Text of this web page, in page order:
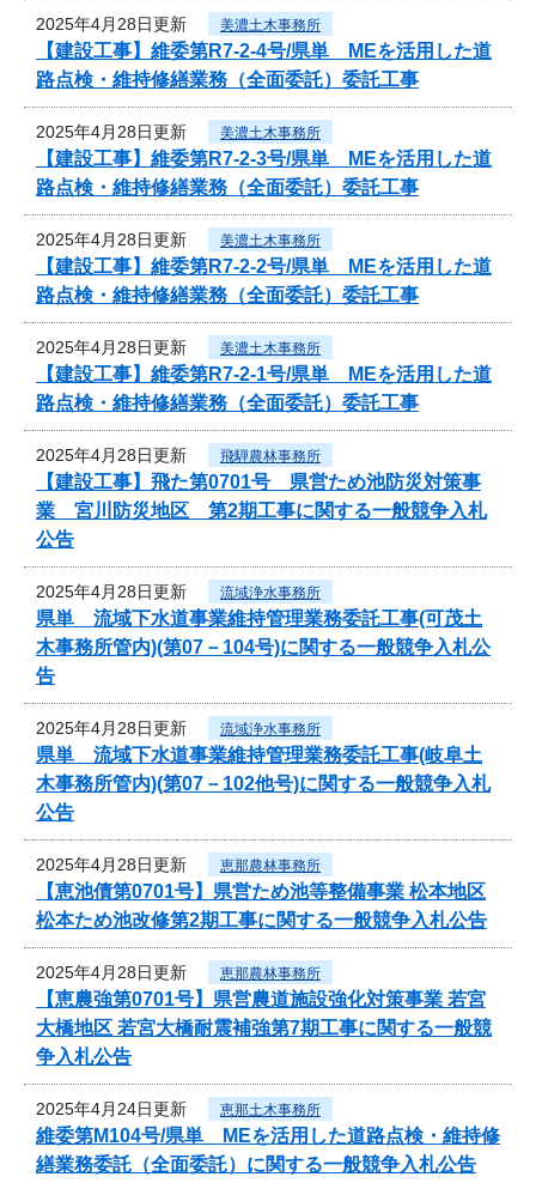
2025年4月28日更新 美濃土木事務所
【建設工事】維委第R7-2-4号/県単 MEを活用した道
路点検・維持修繕業務（全面委託）委託工事
2025年4月28日更新 美濃土木事務所
【建設工事】維委第R7-2-3号/県単 MEを活用した道
路点検・維持修繕業務（全面委託）委託工事
2025年4月28日更新 美濃土木事務所
【建設工事】維委第R7-2-2号/県単 MEを活用した道
路点検・維持修繕業務（全面委託）委託工事
2025年4月28日更新 美濃土木事務所
【建設工事】維委第R7-2-1号/県単 MEを活用した道
路点検・維持修繕業務（全面委託）委託工事
2025年4月28日更新 飛騨農林事務所
【建設工事】飛た第0701号 県営ため池防災対策事
業 宮川防災地区 第2期工事に関する一般競争入札
公告
2025年4月28日更新 流域浄水事務所
県単 流域下水道事業維持管理業務委託工事(可茂土
木事務所管内)(第07－104号)に関する一般競争入札公
告
2025年4月28日更新 流域浄水事務所
県単 流域下水道事業維持管理業務委託工事(岐阜土
木事務所管内)(第07－102他号)に関する一般競争入札
公告
2025年4月28日更新 恵那農林事務所
【恵池債第0701号】県営ため池等整備事業 松本地区
松本ため池改修第2期工事に関する一般競争入札公告
2025年4月28日更新 恵那農林事務所
【恵農強第0701号】県営農道施設強化対策事業 若宮
大橋地区 若宮大橋耐震補強第7期工事に関する一般競
争入札公告
2025年4月24日更新 恵那土木事務所
維委第M104号/県単 MEを活用した道路点検・維持修
繕業務委託（全面委託）に関する一般競争入札公告